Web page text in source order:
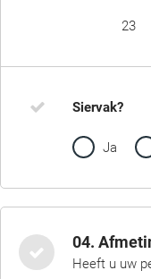
23
Siervak?
Ja
04.
Heeft u uw